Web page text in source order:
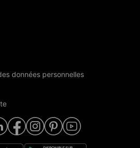
données personnelles